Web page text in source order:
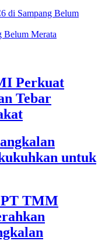
di Sampang Belum
Belum Merata
Perkuat
Tebar
untuk
PT TMM